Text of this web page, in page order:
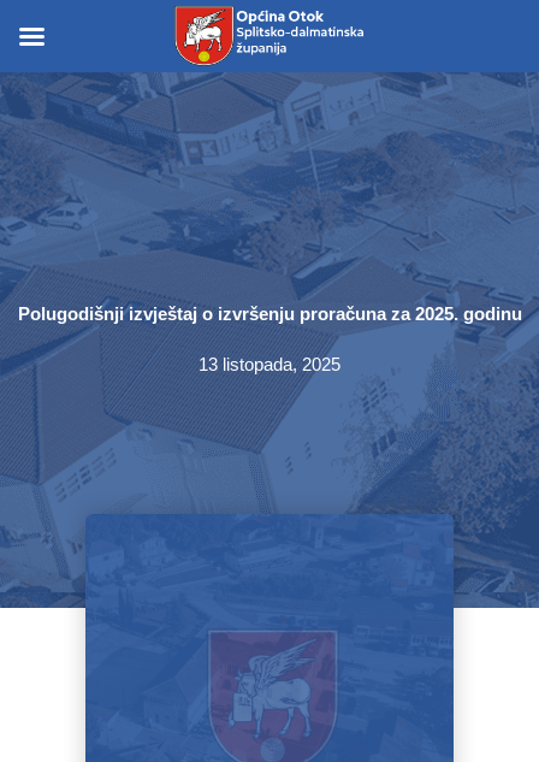
content
content
Polugodišnji izvještaj o izvršenju proračuna za 2025. godinu
13 listopada, 2025